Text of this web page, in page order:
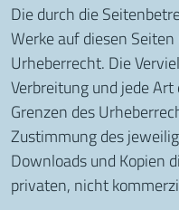
Die durch die
Werke auf diesen
Urheberrecht. Die
Verbreitung und jede
Grenzen des
Zustimmung des
Downloads und Kopien
privaten, nicht